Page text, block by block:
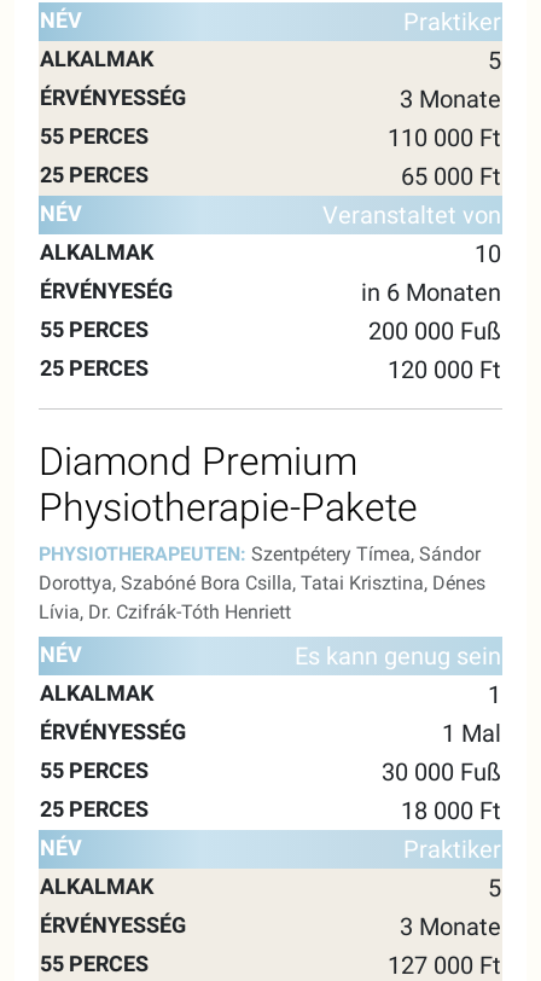
Praktiker
5
3 Monate
110 000 Ft
65 000 Ft
Veranstaltet von
10
in 6 Monaten
200 000 Fuß
120 000 Ft
Diamond Premium
Physiotherapie-Pakete
PHYSIOTHERAPEUTEN: Szentpétery Tímea, Sándor
Dorottya, Szabóné Bora Csilla, Tatai Krisztina, Dénes
Lívia, Dr. Czifrák-Tóth Henriett
NAME GÜLTIGKEIT
55
MINUTEN
25
Es kann genug sein
1
1 Mal
30 000 Fuß
18 000 Ft
Praktiker
5
3 Monate
127 000 Ft